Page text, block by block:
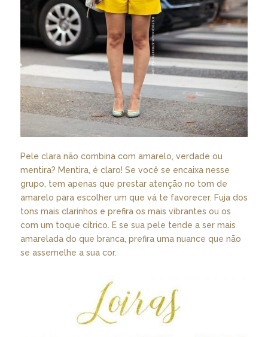
Pele clara não combina com amarelo, verdade ou
mentira? Mentira, é claro! Se você se encaixa nesse
grupo, tem apenas que prestar atenção no tom de
amarelo para escolher um que vá te favorecer. Fuja dos
tons mais clarinhos e prefira os mais vibrantes ou os
com um toque cítrico. E se sua pele tende a ser mais
amarelada do que branca, prefira uma nuance que não
se assemelhe a sua cor.